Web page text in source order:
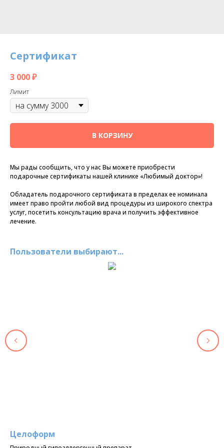
Сертификат
3 000₽
Лимит
В КОРЗИНУ
Мы рады сообщить, что у нас Вы можете приобрести
подарочные сертификаты нашей клинике «Любимый доктор»!
Обладатель подарочного сертификата в пределах ее номинала
имеет право пройти любой вид процедуры из широкого спектра
услуг, посетить консультацию врача и получить эффективное
лечение.
Пользователи выбирают...
Целоформ